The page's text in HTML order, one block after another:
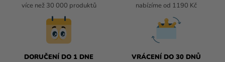
více než 30 000 produktů
nabízíme od 1190 Kč
DORUČENÍ DO 1 DNE
VRÁCENÍ DO 30 DNŮ